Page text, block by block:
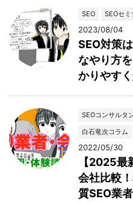
SEO SEOセミ
2023/08/04
SEO対策
なやり方
かりやす
SEOコンサルタ
白石竜次コラム
2022/05/30
【2025最
会社比較
質SEO業